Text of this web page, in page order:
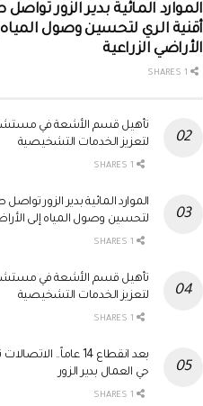
الموارد المائية بدير الزور تواصل
أقنية الري لتحسين وصول المياه
الأراضي الزراعية
تأهيل قسم الأشعة في مستشفى
لتعزيز الخدمات التشخيصية
الموارد المائية بدير الزور تواصل
لتحسين وصول المياه إلى
تأهيل قسم الأشعة في مستشفى
لتعزيز الخدمات التشخيصية
بعد انقطاع 14 عاماً..
حي العمال بدير الزور